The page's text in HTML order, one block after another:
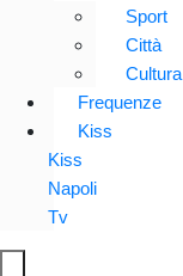
Sport
Città
Cultura
Frequenze
Kiss
Kiss
Napoli
Tv